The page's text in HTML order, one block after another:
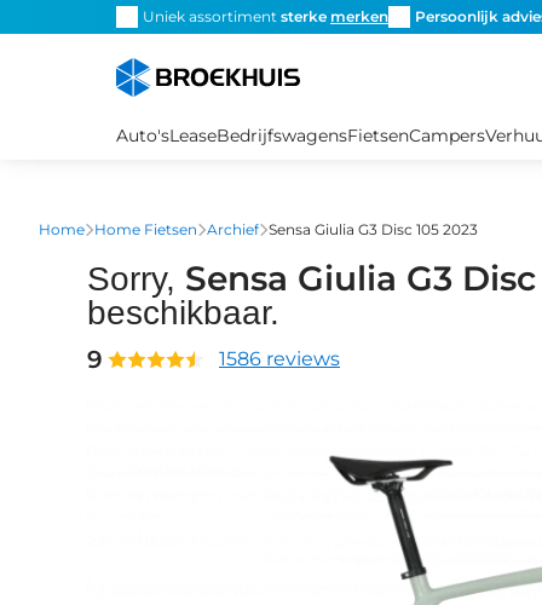
Uniek assortiment sterke merken Persoonlijk
Auto'sLeaseBedrijfswagensFietsenCampers
Home Home Fietsen Archief Sensa Giulia G3 Disc 105 2023
Sorry, Sensa Giulia G3 Disc
beschikbaar.
9 1586 reviews